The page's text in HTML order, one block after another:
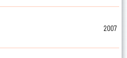
2007